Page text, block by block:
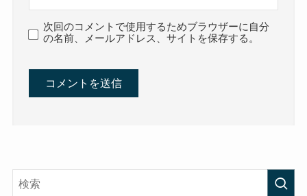
次回のコメントで使用するためブラウザーに自分
の名前、メールアドレス、サイトを保存する。